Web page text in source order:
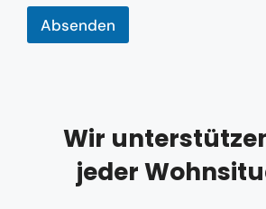
e
s
Absenden
Wir
jeder